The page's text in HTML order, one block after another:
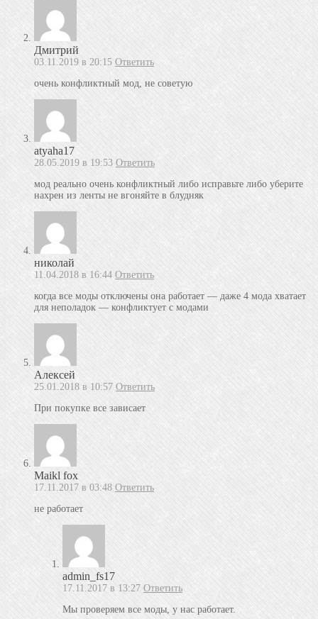
Дмитрий
03.11.2019 в 20:15 Ответить
очень конфликтный мод, не советую
atyaha17
28.05.2019 в 19:53 Ответить
мод реально очень конфликтный либо исправьте либо уберите
нахрен из ленты не вгоняйте в блудняк
николай
11.04.2018 в 16:44 Ответить
когда все моды отключены она работает — даже 4 мода хватает
для неполадок — конфликтует с модами
Алексей
25.01.2018 в 10:57 Ответить
При покупке все зависает
Maikl fox
17.11.2017 в 03:48 Ответить
не работает
admin_fs17
17.11.2017 в 13:27 Ответить
Мы проверяем все моды, у нас работает.